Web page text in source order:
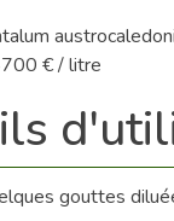
€ / litre
gouttes